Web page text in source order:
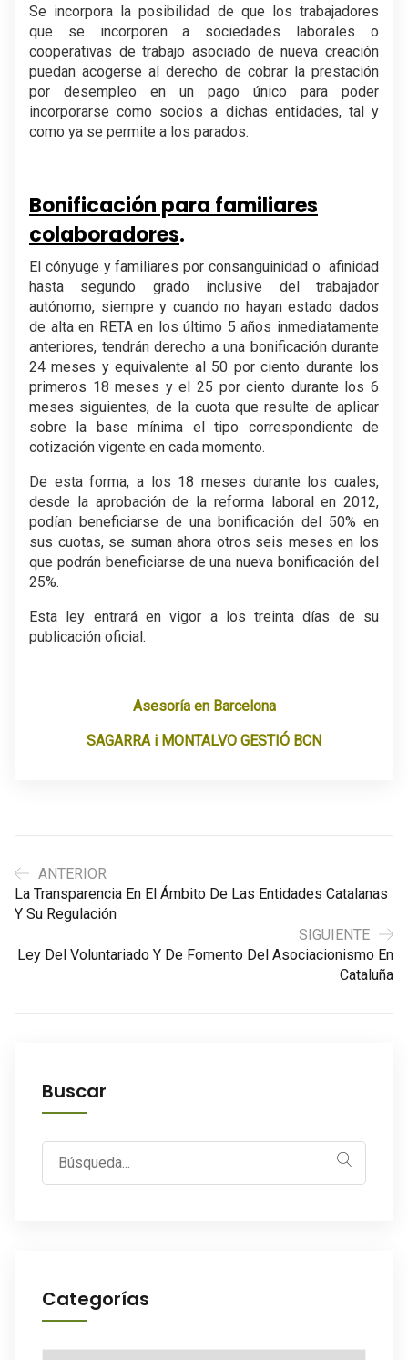
Se incorpora la posibilidad de que los trabajadores
que se incorporen a sociedades laborales o
cooperativas de trabajo asociado de nueva creación
puedan acogerse al derecho de cobrar la prestación
por desempleo en un pago único para poder
incorporarse como socios a dichas entidades, tal y
como ya se permite a los parados.
Bonificación para familiares
colaboradores.
El cónyuge y familiares por consanguinidad o afinidad
hasta segundo grado inclusive del trabajador
autónomo, siempre y cuando no hayan estado dados
de alta en RETA en los último 5 años inmediatamente
anteriores, tendrán derecho a una bonificación durante
24 meses y equivalente al 50 por ciento durante los
primeros 18 meses y el 25 por ciento durante los 6
meses siguientes, de la cuota que resulte de aplicar
sobre la base mínima el tipo correspondiente de
cotización vigente en cada momento.
De esta forma, a los 18 meses durante los cuales,
desde la aprobación de la reforma laboral en 2012,
podían beneficiarse de una bonificación del 50% en
sus cuotas, se suman ahora otros seis meses en los
que podrán beneficiarse de una nueva bonificación del
25%.
Esta ley entrará en vigor a los treinta días de su
publicación oficial.
Asesoría en Barcelona
SAGARRA i MONTALVO GESTIÓ BCN
ANTERIOR
La Transparencia En El Ámbito De Las Entidades Catalanas
Y Su Regulación
SIGUIENTE
Ley Del Voluntariado Y De Fomento Del Asociacionismo En
Cataluña
Buscar
Search
for:
Categorías